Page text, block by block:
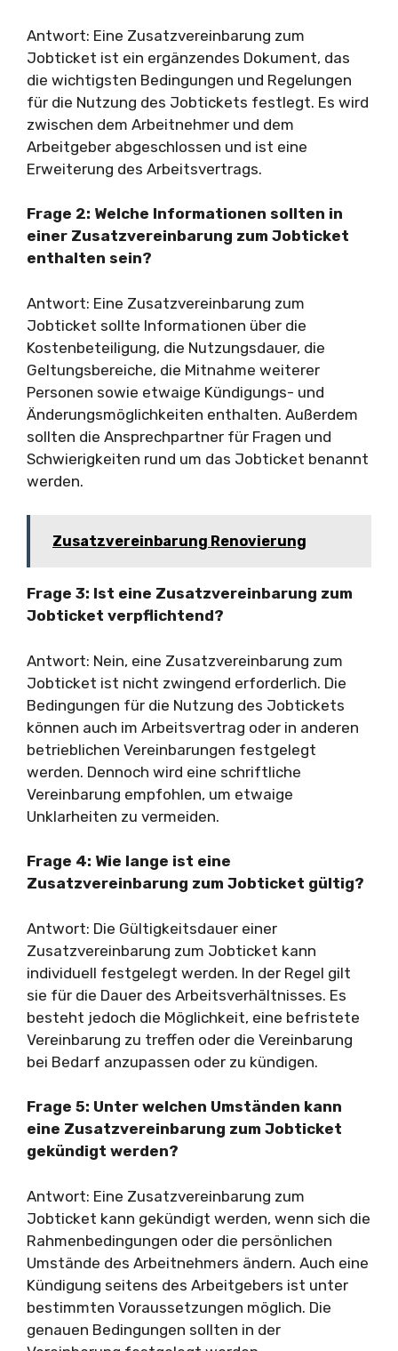
Antwort: Eine Zusatzvereinbarung zum
Jobticket ist ein ergänzendes Dokument, das
die wichtigsten Bedingungen und Regelungen
für die Nutzung des Jobtickets festlegt. Es wird
zwischen dem Arbeitnehmer und dem
Arbeitgeber abgeschlossen und ist eine
Erweiterung des Arbeitsvertrags.
Frage 2: Welche Informationen sollten in
einer Zusatzvereinbarung zum Jobticket
enthalten sein?
Antwort: Eine Zusatzvereinbarung zum
Jobticket sollte Informationen über die
Kostenbeteiligung, die Nutzungsdauer, die
Geltungsbereiche, die Mitnahme weiterer
Personen sowie etwaige Kündigungs- und
Änderungsmöglichkeiten enthalten. Außerdem
sollten die Ansprechpartner für Fragen und
Schwierigkeiten rund um das Jobticket benannt
werden.
Zusatzvereinbarung Renovierung
Frage 3: Ist eine Zusatzvereinbarung zum
Jobticket verpflichtend?
Antwort: Nein, eine Zusatzvereinbarung zum
Jobticket ist nicht zwingend erforderlich. Die
Bedingungen für die Nutzung des Jobtickets
können auch im Arbeitsvertrag oder in anderen
betrieblichen Vereinbarungen festgelegt
werden. Dennoch wird eine schriftliche
Vereinbarung empfohlen, um etwaige
Unklarheiten zu vermeiden.
Frage 4: Wie lange ist eine
Zusatzvereinbarung zum Jobticket gültig?
Antwort: Die Gültigkeitsdauer einer
Zusatzvereinbarung zum Jobticket kann
individuell festgelegt werden. In der Regel gilt
sie für die Dauer des Arbeitsverhältnisses. Es
besteht jedoch die Möglichkeit, eine befristete
Vereinbarung zu treffen oder die Vereinbarung
bei Bedarf anzupassen oder zu kündigen.
Frage 5: Unter welchen Umständen kann
eine Zusatzvereinbarung zum Jobticket
gekündigt werden?
Antwort: Eine Zusatzvereinbarung zum
Jobticket kann gekündigt werden, wenn sich die
Rahmenbedingungen oder die persönlichen
Umstände des Arbeitnehmers ändern. Auch eine
Kündigung seitens des Arbeitgebers ist unter
bestimmten Voraussetzungen möglich. Die
genauen Bedingungen sollten in der